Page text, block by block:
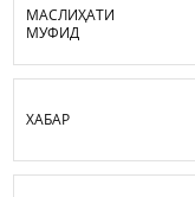
МАСЛИҲАТИ
МУФИД
ХАБАР